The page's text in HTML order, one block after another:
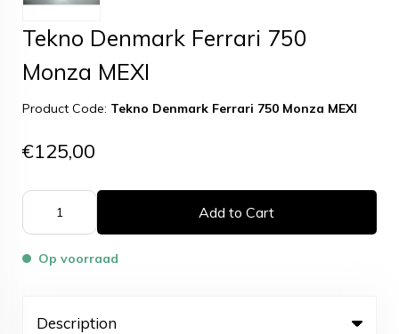
Tekno Denmark Ferrari 750
Monza MEXI
Product Code: Tekno Denmark Ferrari 750 Monza MEXI
€125,00
Add to Cart
Op voorraad
Description